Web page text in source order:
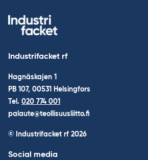
Industrifacket rf
Hagnäskajen 1
PB 107, 00531 Helsingfors
Tel. 020 774 001
palaute@teollisuusliitto.fi
© Industrifacket rf 2026
Social media